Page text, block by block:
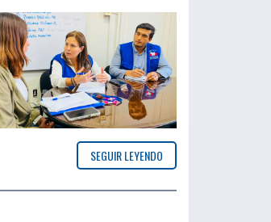
SEGUIR LEYENDO